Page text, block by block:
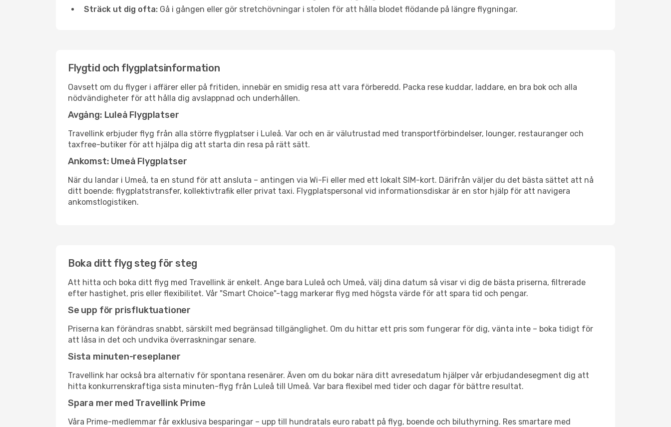
Sträck ut dig ofta: Gå i gången eller gör stretchövningar i stolen för att hålla blodet flödande på längre flygningar.
Flygtid och flygplatsinformation
Oavsett om du flyger i affärer eller på fritiden, innebär en smidig resa att vara förberedd. Packa rese kuddar, laddare, en bra bok och alla
nödvändigheter för att hålla dig avslappnad och underhållen.
Avgång: Luleå Flygplatser
Travellink erbjuder flyg från alla större flygplatser i Luleå. Var och en är välutrustad med transportförbindelser, lounger, restauranger och
taxfree-butiker för att hjälpa dig att starta din resa på rätt sätt.
Ankomst: Umeå Flygplatser
När du landar i Umeå, ta en stund för att ansluta – antingen via Wi-Fi eller med ett lokalt SIM-kort. Därifrån väljer du det bästa sättet att nå
ditt boende: flygplatstransfer, kollektivtrafik eller privat taxi. Flygplatspersonal vid informationsdiskar är en stor hjälp för att navigera
ankomstlogistiken.
Boka ditt flyg steg för steg
Att hitta och boka ditt flyg med Travellink är enkelt. Ange bara Luleå och Umeå, välj dina datum så visar vi dig de bästa priserna, filtrerade
efter hastighet, pris eller flexibilitet. Vår "Smart Choice"-tagg markerar flyg med högsta värde för att spara tid och pengar.
Se upp för prisfluktuationer
Priserna kan förändras snabbt, särskilt med begränsad tillgänglighet. Om du hittar ett pris som fungerar för dig, vänta inte – boka tidigt för
att låsa in det och undvika överraskningar senare.
Sista minuten-reseplaner
Travellink har också bra alternativ för spontana resenärer. Även om du bokar nära ditt avresedatum hjälper vår erbjudandesegment dig att
hitta konkurrenskraftiga sista minuten-flyg från Luleå till Umeå. Var bara flexibel med tider och dagar för bättre resultat.
Spara mer med Travellink Prime
Våra Prime-medlemmar får exklusiva besparingar – upp till hundratals euro rabatt på flyg, boende och biluthyrning. Res smartare med